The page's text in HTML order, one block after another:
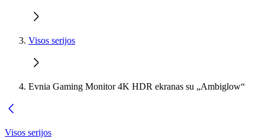
Visos serijos
Evnia Gaming Monitor 4K HDR ekranas su „Ambiglow“
Visos serijos